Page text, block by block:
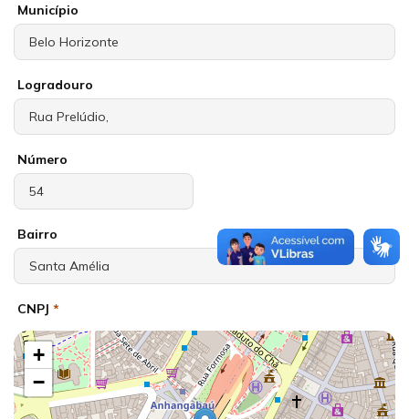
Município
Logradouro
Número
Bairro
CNPJ *
+
−